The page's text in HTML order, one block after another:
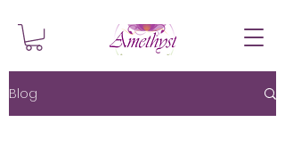
Blog